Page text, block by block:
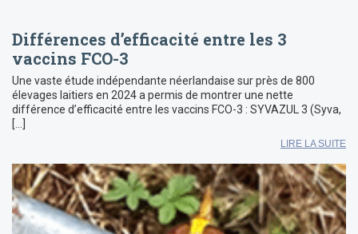
Différences d’efficacité entre les 3
vaccins FCO-3
Une vaste étude indépendante néerlandaise sur près de 800
élevages laitiers en 2024 a permis de montrer une nette
différence d’efficacité entre les vaccins FCO-3 : SYVAZUL 3 (Syva,
[…]
LIRE LA SUITE